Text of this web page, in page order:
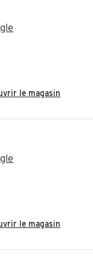
le magasin
le magasin